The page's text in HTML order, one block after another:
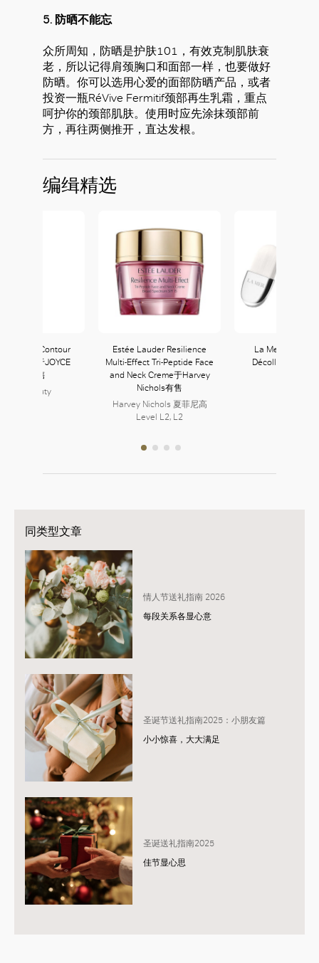
5. 防晒不能忘
众所周知，防晒是护肤101，有效克制肌肤衰
老，所以记得肩颈胸口和面部一样，也要做好
防晒。你可以选用心爱的面部防晒产品，或者
投资一瓶RéVive Fermitif颈部再生乳霜，重点
呵护你的颈部肌肤。使用时应先涂抹颈部前
方，再往两侧推开，直达发根。
编缉精选
Révolve Contour
Roller于JOYCE
Beauty有售
Beauty
Estée Lauder Resilience
Multi-Effect Tri-Peptide Face
and Neck Creme于Harvey
Nichols有售
Harvey Nichols 夏菲尼高
Level L2, L2
La Mer The
Décolleté
同类型文章
情人节送礼指南 2026
每段关系各显心意
圣诞节送礼指南2025：小朋友篇
小小惊喜，大大满足
圣诞送礼指南2025
佳节显心思